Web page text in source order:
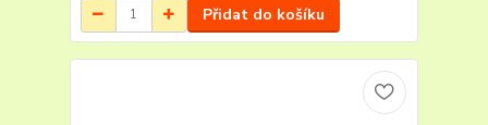
Přidat do košíku